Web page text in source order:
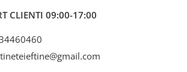
CLIENTI 09:00-17:00